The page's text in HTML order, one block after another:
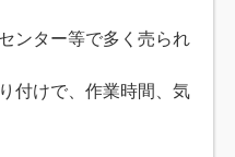
ンター等で多く売られ
付けで、作業時間、気